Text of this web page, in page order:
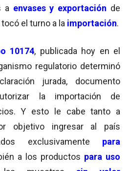
a envases y exportación de
el turno a la importación.
10174, publicada hoy en el
regulatorio determinó
jurada, documento
la importación de
Y esto le cabe tanto a
objetivo ingresar al país
exclusivamente para
a los productos para uso